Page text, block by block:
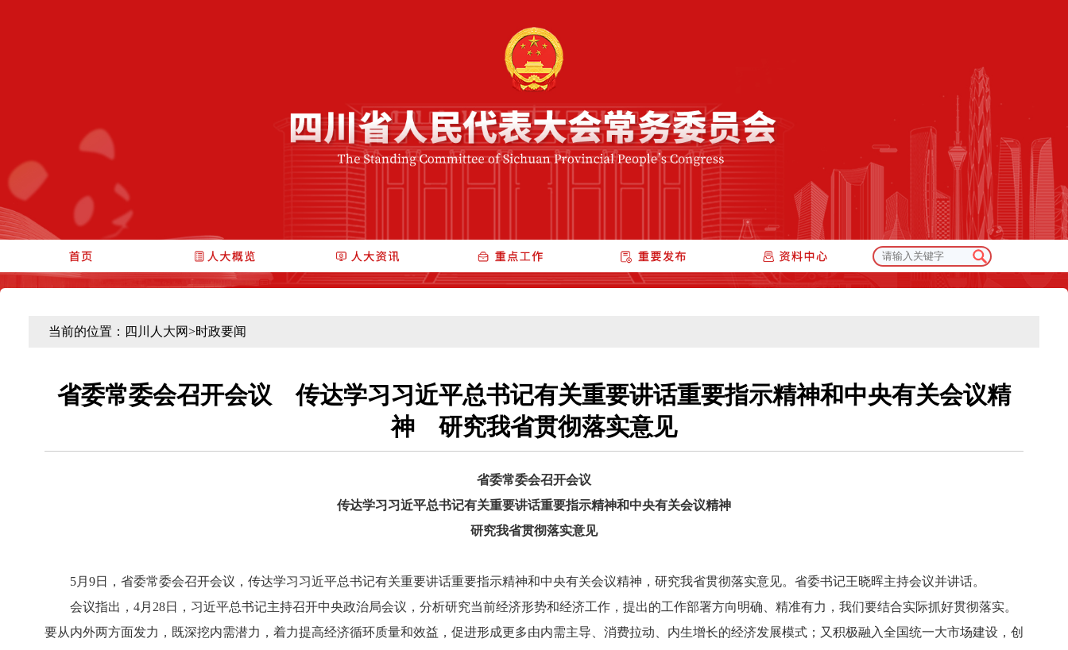
当前的位置： 四川人大网>时政要闻
省委常委会召开会议 传达学习习近平总书记有关重要讲话重要指示精神和中央有关会议精
神 研究我省贯彻落实意见
省委常委会召开会议
传达学习习近平总书记有关重要讲话重要指示精神和中央有关会议精神
研究我省贯彻落实意见
5月9日，省委常委会召开会议，传达学习习近平总书记有关重要讲话重要指示精神和中央有关会议精神，研究我省贯彻落实意见。省委书记王晓晖主持会议并讲话。
会议指出，4月28日，习近平总书记主持召开中央政治局会议，分析研究当前经济形势和经济工作，提出的工作部署方向明确、精准有力，我们要结合实际抓好贯彻落实。
要从内外两方面发力，既深挖内需潜力，着力提高经济循环质量和效益，促进形成更多由内需主导、消费拉动、内生增长的经济发展模式；又积极融入全国统一大市场建设，创